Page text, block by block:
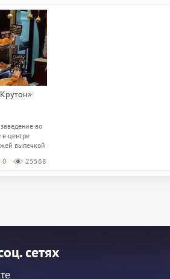
во
в центре
выпечкой
25568
0
сетях